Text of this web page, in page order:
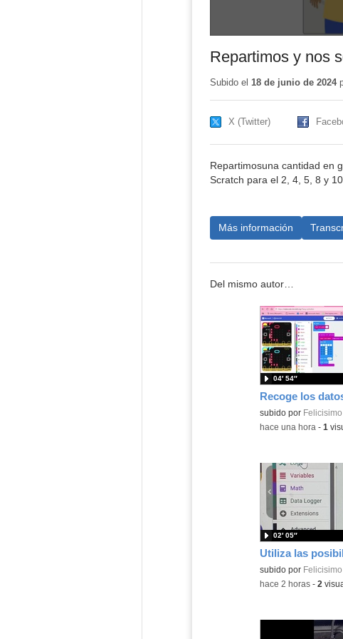
Repartimos y nos
Subido el 18 de junio de 2024
X (Twitter)
Repartimosuna cantidad en
Scratch para el 2, 4, 5, 8 y
Más información
Del mismo autor…
Contenido educativo.
subido por Felicisimo
04′ 54″
-hace una hora - 1
Contenido educativo.
subido por Felicisimo
02′ 05″
-hace 2 horas- 2